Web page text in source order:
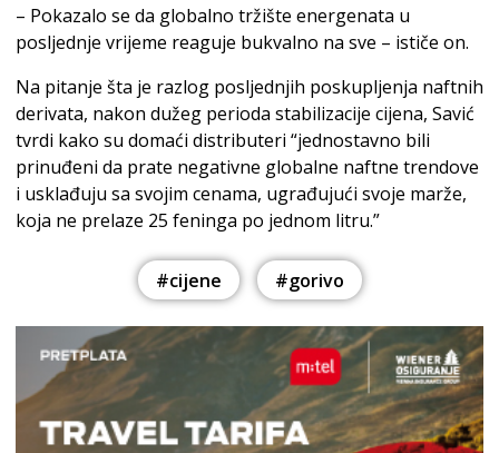
– Pokazalo se da globalno tržište energenata u
posljednje vrijeme reaguje bukvalno na sve – ističe on.
Na pitanje šta je razlog posljednjih poskupljenja naftnih
derivata, nakon dužeg perioda stabilizacije cijena, Savić
tvrdi kako su domaći distributeri “jednostavno bili
prinuđeni da prate negativne globalne naftne trendove
i usklađuju sa svojim cenama, ugrađujući svoje marže,
koja ne prelaze 25 feninga po jednom litru.”
#cijene #gorivo